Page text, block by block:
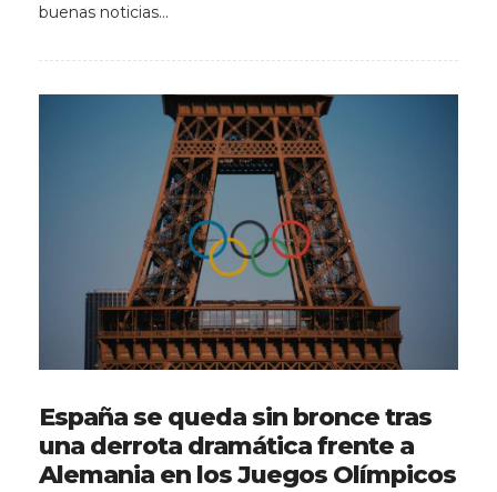
buenas noticias…
España se queda sin bronce tras
una derrota dramática frente a
Alemania en los Juegos Olímpicos